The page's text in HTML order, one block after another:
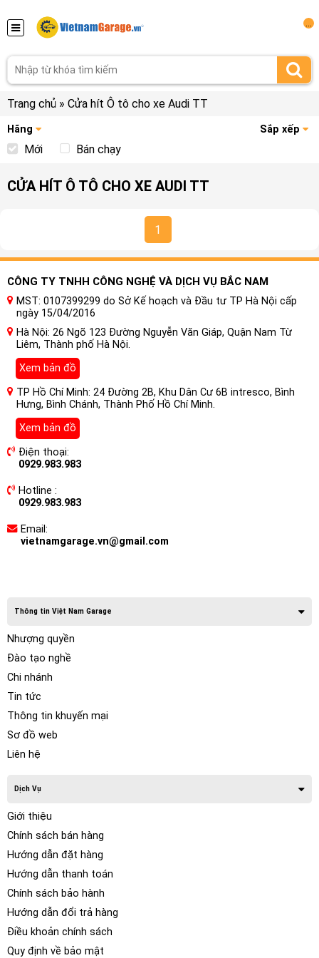
Trang chủ » Cửa hít Ô tô cho xe Audi TT
Hãng Sắp xếp
Mới Bán chạy
CỬA HÍT Ô TÔ CHO XE AUDI TT
1
CÔNG TY TNHH CÔNG NGHỆ VÀ DỊCH VỤ BẮC NAM
MST: 0107399299 do Sở Kế hoạch và Đầu tư TP Hà Nội cấp
ngày 15/04/2016
Hà Nội: 26 Ngõ 123 Đường Nguyễn Văn Giáp, Quận Nam Từ
Liêm, Thành phố Hà Nội.
Xem bản đồ
TP Hồ Chí Minh: 24 Đường 2B, Khu Dân Cư 6B intresco, Bình
Hưng, Bình Chánh, Thành Phố Hồ Chí Minh.
Xem bản đồ
Điện thoại:
0929.983.983
Hotline :
0929.983.983
Email:
vietnamgarage.vn@gmail.com
Thông tin Việt Nam Garage
Nhượng quyền
Đào tạo nghề
Chi nhánh
Tin tức
Thông tin khuyến mại
Sơ đồ web
Liên hệ
Dịch Vụ
Giới thiệu
Chính sách bán hàng
Hướng dẫn đặt hàng
Hướng dẫn thanh toán
Chính sách bảo hành
Hướng dẫn đổi trả hàng
Điều khoản chính sách
Quy định về bảo mật